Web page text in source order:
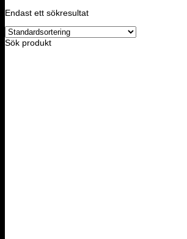
Endast ett sökresultat
Sök produkt